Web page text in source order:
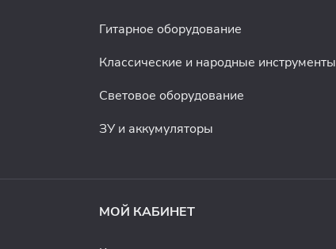
Гитарное оборудование
Классические и народные инструменты
Световое оборудование
ЗУ и аккумуляторы
МОЙ КАБИНЕТ